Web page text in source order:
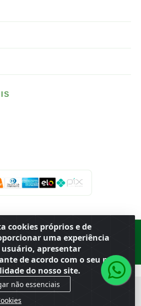
cookies próprios e de
uma experiência
apresentar
de acordo com o seu perfil
do nosso site.
não essenciais
Área Rural Porto Ferreira ·BR
· CEP
0001-91